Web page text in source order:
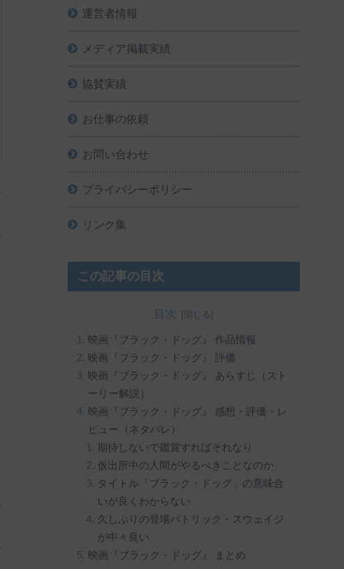
運営者情報
メディア掲載実績
協賛実績
お仕事の依頼
お問い合わせ
プライバシーポリシー
リンク集
この記事の目次
目次
映画『ブラック・ドッグ』 作品情報
映画『ブラック・ドッグ』 評価
映画『ブラック・ドッグ』 あらすじ（スト
ーリー解説）
映画『ブラック・ドッグ』 感想・評価・レ
ビュー（ネタバレ）
期待しないで鑑賞すればそれなり
仮出所中の人間がやるべきことなのか
タイトル「ブラック・ドッグ」の意味合
いが良くわからない
久しぶりの登場パトリック・スウェイジ
が中々良い
映画『ブラック・ドッグ』 まとめ